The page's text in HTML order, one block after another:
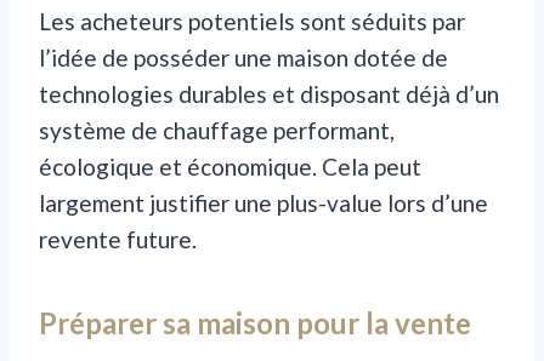
Les acheteurs potentiels sont séduits par
l’idée de posséder une maison dotée de
technologies durables et disposant déjà d’un
système de chauffage performant,
écologique et économique. Cela peut
largement justifier une plus-value lors d’une
revente future.
Préparer sa maison pour la vente